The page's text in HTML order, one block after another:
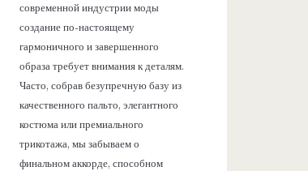
современной индустрии моды
создание по-настоящему
гармоничного и завершенного
образа требует внимания к деталям.
Часто, собрав безупречную базу из
качественного пальто, элегантного
костюма или премиального
трикотажа, мы забываем о
финальном аккорде, способном